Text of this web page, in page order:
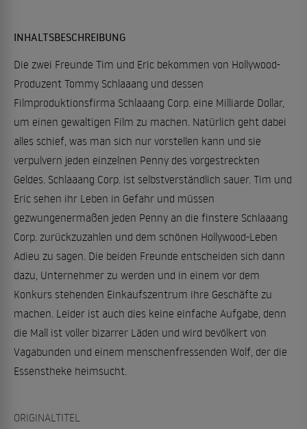
INHALTSBESCHREIBUNG
Die zwei Freunde Tim und Eric bekommen von Hollywood-
Produzent Tommy Schlaaang und dessen
Filmproduktionsfirma Schlaaang Corp. eine Milliarde Dollar,
um einen gewaltigen Film zu machen. Natürlich geht dabei
alles schief, was man sich nur vorstellen kann und sie
verpulvern jeden einzelnen Penny des vorgestreckten
Geldes. Schlaaang Corp. ist selbstverständlich sauer. Tim und
Eric sehen ihr Leben in Gefahr und müssen
gezwungenermaßen jeden Penny an die finstere Schlaaang
Corp. zurückzuzahlen und dem schönen Hollywood-Leben
Adieu zu sagen. Die beiden Freunde entscheiden sich dann
dazu, Unternehmer zu werden und in einem vor dem
Konkurs stehenden Einkaufszentrum ihre Geschäfte zu
machen. Leider ist auch dies keine einfache Aufgabe, denn
die Mall ist voller bizarrer Läden und wird bevölkert von
Vagabunden und einem menschenfressenden Wolf, der die
Essenstheke heimsucht.
ORIGINALTITEL